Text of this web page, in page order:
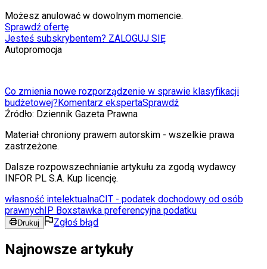
Możesz anulować w dowolnym momencie.
Sprawdź ofertę
Jesteś subskrybentem? ZALOGUJ SIĘ
Autopromocja
Co zmienia nowe rozporządzenie w sprawie klasyfikacji
budżetowej?Komentarz ekspertaSprawdź
Źródło: Dziennik Gazeta Prawna
Materiał chroniony prawem autorskim - wszelkie prawa
zastrzeżone.
Dalsze rozpowszechnianie artykułu za zgodą wydawcy
INFOR PL S.A. Kup licencję.
własność intelektualnaCIT - podatek dochodowy od osób
prawnychIP Boxstawka preferencyjna podatku
Drukuj Zgłoś błąd
Najnowsze artykuły